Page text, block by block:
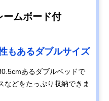
ームボード付
もあるダブルサイズ
あるダブルベッドで
などをたっぷり収納できま